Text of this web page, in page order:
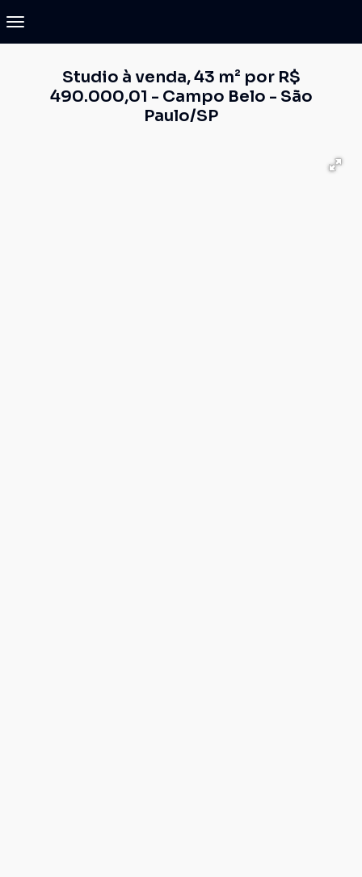
Studio à venda, 43 m² por R$
490.000,01 - Campo Belo - São
Paulo/SP